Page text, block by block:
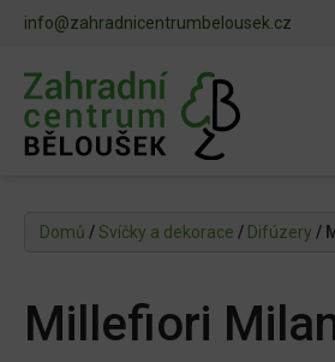
info@zahradnicentrumbelousek.cz
Domů /Svíčky a dekorace / Difúzery /
Millefiori